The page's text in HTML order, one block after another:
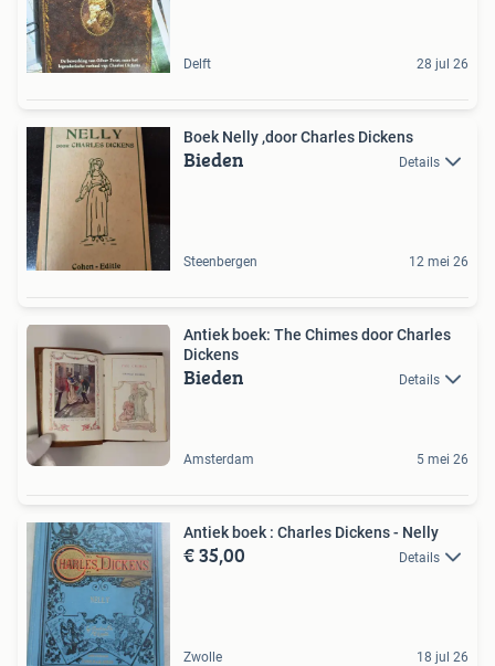
Delft 28 jul 26
Boek Nelly ,door Charles Dickens
Bieden Details
Steenbergen 12 mei 26
Antiek boek: The Chimes door Charles
Dickens
Bieden Details
Amsterdam 5 mei 26
Antiek boek : Charles Dickens - Nelly
€ 35,00 Details
Zwolle 18 jul 26